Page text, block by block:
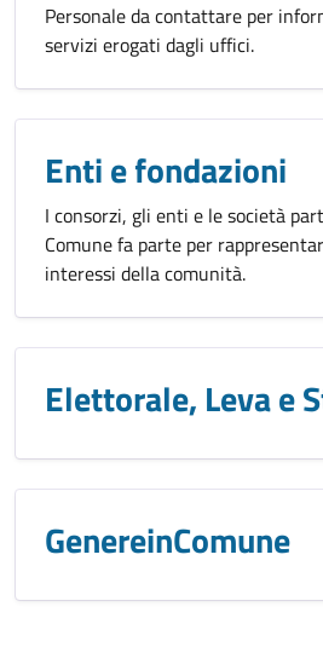
Personale da contattare per
servizi erogati dagli uffici.
Enti e fondazioni
I consorzi, gli enti e le società
Comune fa parte per
interessi della comunità.
Elettorale, Leva e
GenereinComune